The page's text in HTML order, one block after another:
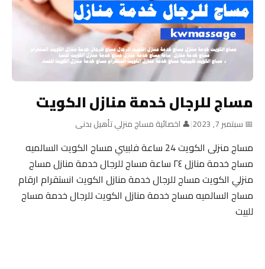
مساج للرجال خدمة منازل الكويت
📅 سبتمبر 7, 2023 |👤 اخصائية مساج منزلي تأهيل بدنى
مساج منزلى الكويت 24 ساعة فلبيني مساج الكويت السالميه
مساج خدمة منازل ٢٤ ساعة مساج للرجال خدمة منازل مساج
منزلي الكويت مساج للرجال خدمة منازل الكويت انستقرام ارقام
مساج السالميه مساج خدمة منازل الكويت للرجال خدمة مساج
للبيت